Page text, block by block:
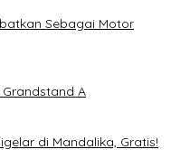
Sebagai Motor
Grandstand A
di Mandalika, Gratis!